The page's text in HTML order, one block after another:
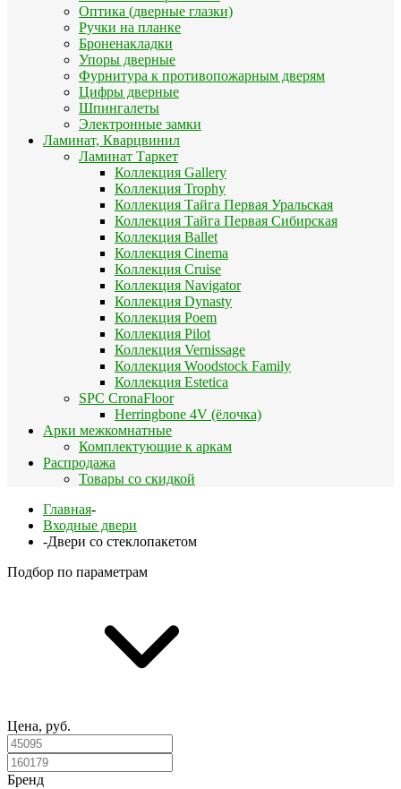
Оптика (дверные глазки)
Ручки на планке
Броненакладки
Упоры дверные
Фурнитура к противопожарным дверям
Цифры дверные
Шпингалеты
Электронные замки
Ламинат, Кварцвинил
Ламинат Таркет
Коллекция Gallery
Коллекция Trophy
Коллекция Тайга Первая Уральская
Коллекция Тайга Первая Сибирская
Коллекция Ballet
Коллекция Cinema
Коллекция Cruise
Коллекция Navigator
Коллекция Dynasty
Коллекция Poem
Коллекция Pilot
Коллекция Vernissage
Коллекция Woodstock Family
Коллекция Estetica
SPC CronaFloor
Herringbone 4V (ёлочка)
Арки межкомнатные
Комплектующие к аркам
Распродажа
Товары со скидкой
Главная-
Входные двери
-Двери со стеклопакетом
Подбор по параметрам
Цена, руб.
Бренд